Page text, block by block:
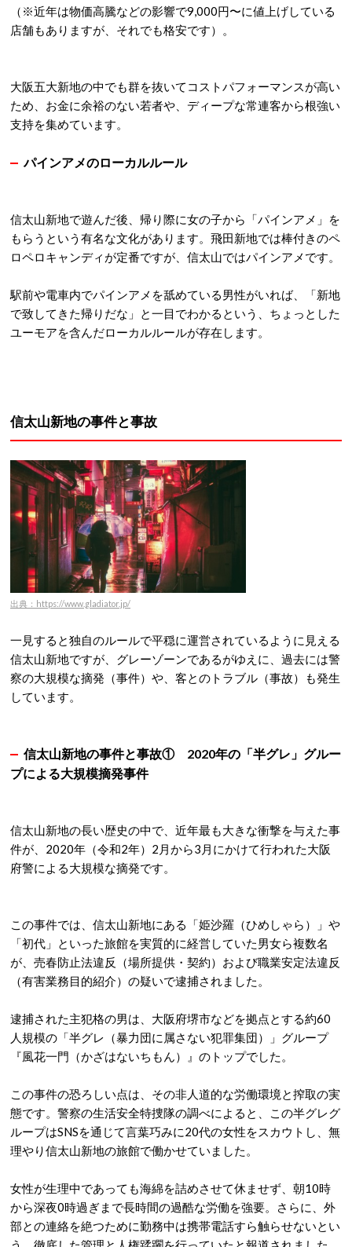
（※近年は物価高騰などの影響で9,000円〜に値上げしている
店舗もありますが、それでも格安です）。
大阪五大新地の中でも群を抜いてコストパフォーマンスが高い
ため、お金に余裕のない若者や、ディープな常連客から根強い
支持を集めています。
パインアメのローカルルール
信太山新地で遊んだ後、帰り際に女の子から「パインアメ」を
もらうという有名な文化があります。飛田新地では棒付きのペ
ロペロキャンディが定番ですが、信太山ではパインアメです。
駅前や電車内でパインアメを舐めている男性がいれば、「新地
で致してきた帰りだな」と一目でわかるという、ちょっとした
ユーモアを含んだローカルルールが存在します。
信太山新地の事件と事故
出典：https://www.gladiator.jp/
一見すると独自のルールで平穏に運営されているように見える
信太山新地ですが、グレーゾーンであるがゆえに、過去には警
察の大規模な摘発（事件）や、客とのトラブル（事故）も発生
しています。
信太山新地の事件と事故① 2020年の「半グレ」グルー
プによる大規模摘発事件
信太山新地の長い歴史の中で、近年最も大きな衝撃を与えた事
件が、2020年（令和2年）2月から3月にかけて行われた大阪
府警による大規模な摘発です。
この事件では、信太山新地にある「姫沙羅（ひめしゃら）」や
「初代」といった旅館を実質的に経営していた男女ら複数名
が、売春防止法違反（場所提供・契約）および職業安定法違反
（有害業務目的紹介）の疑いで逮捕されました 。
逮捕された主犯格の男は、大阪府堺市などを拠点とする約60
人規模の「半グレ（暴力団に属さない犯罪集団）」グループ
『風花一門（かざはないちもん）』のトップでした 。
この事件の恐ろしい点は、その非人道的な労働環境と搾取の実
態です。警察の生活安全特捜隊の調べによると、この半グレグ
ループはSNSを通じて言葉巧みに20代の女性をスカウトし、無
理やり信太山新地の旅館で働かせていました 。
女性が生理中であっても海綿を詰めさせて休ませず、朝10時
から深夜0時過ぎまで長時間の過酷な労働を強要。さらに、外
部との連絡を絶つために勤務中は携帯電話すら触らせないとい